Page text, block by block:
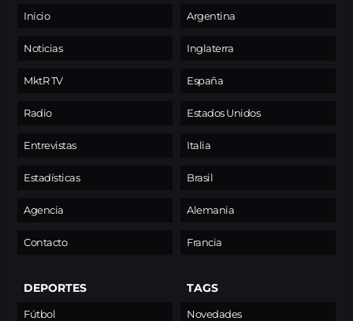
Inicio
Noticias
MktR TV
Radio
Entrevistas
Estadísticas
Agencia
Contacto
Argentina
Inglaterra
España
Estados Unidos
Italia
Brasil
Alemania
Francia
DEPORTES
Fútbol
TAGS
Novedades